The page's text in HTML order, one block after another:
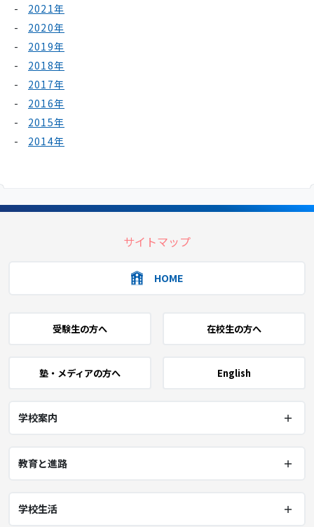
2021年
2020年
2019年
2018年
2017年
2016年
2015年
2014年
サイトマップ
HOME
受験生の方へ 在校生の方へ
塾・メディアの方へ English
学校案内
教育と進路
学校生活